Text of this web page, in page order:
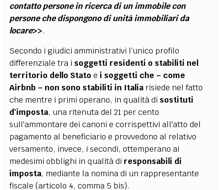
contatto persone in ricerca di un immobile con
persone che dispongono di unità immobiliari da
locare>>.
Secondo i giudici amministrativi l’unico profilo
differenziale tra i soggetti residenti o stabiliti nel
territorio dello Statoe i soggetti che – come
Airbnb – non sono stabiliti in Italia risiede nel fatto
che mentre i primi operano, in qualità di sostituti
d'imposta, una ritenuta del 21 per cento
sull'ammontare dei canoni e corrispettivi all'atto del
pagamento al beneficiario e provvedono al relativo
versamento, invece, i secondi, ottemperano ai
medesimi obblighi in qualità di responsabili di
imposta, mediante la nomina di un rappresentante
fiscale (articolo 4, comma 5 bis).